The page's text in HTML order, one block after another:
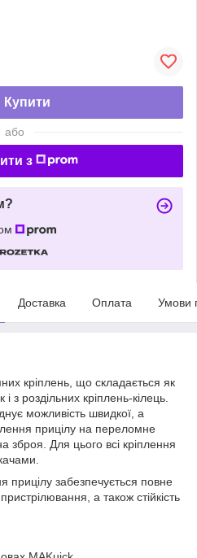
Купити
або
з
Доставка Оплата Умови
кріплень, що складається як
з роздільних кріплень-кілець.
можливість швидкої, а
прицілу на переломне
зброя. Для цього всі кріплення
прицілу забезпечується повне
а також стійкість